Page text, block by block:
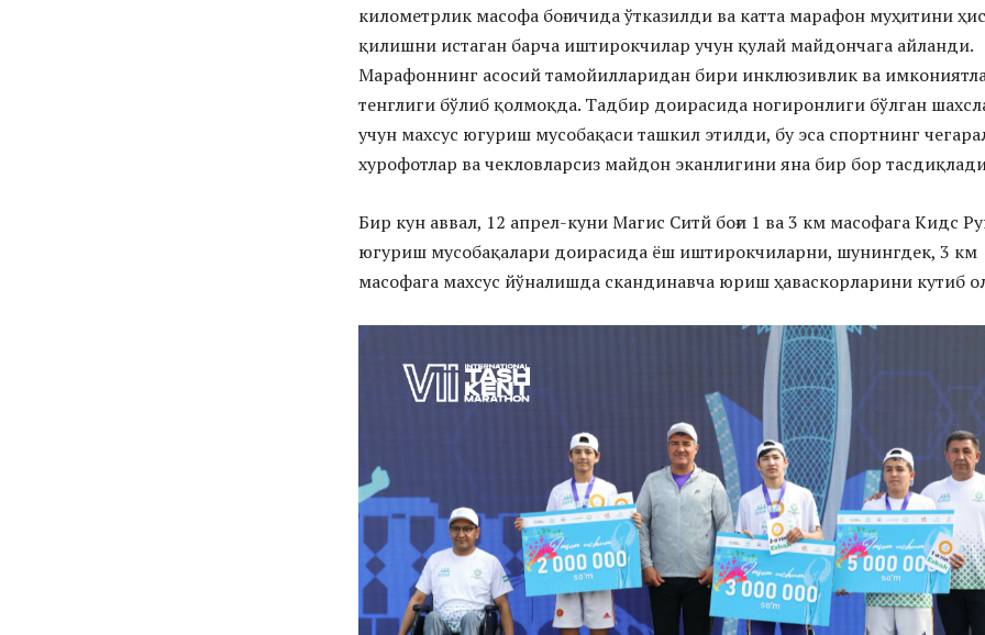
километрлик масофа боғ ичида ўтказилди ва катта марафон муҳитини ҳис
қилишни истаган барча иштирокчилар учун қулай майдончага айланди.
Марафоннинг асосий тамойилларидан бири инклюзивлик ва
тенглиги бўлиб қолмоқда. Тадбир доирасида ногиронлиги бўлган
учун махсус югуриш мусобақаси ташкил этилди, бу эса спортнинг
хурофотлар ва чекловларсиз майдон эканлигини яна бир бор
Бир кун аввал, 12 апрел-куни Магиc Cитй боғи 1 ва 3 км масофага Кидс
югуриш мусобақалари доирасида ёш иштирокчиларни, шунингдек, 3 км
масофага махсус йўналишда скандинавча юриш ҳаваскорларини кутиб